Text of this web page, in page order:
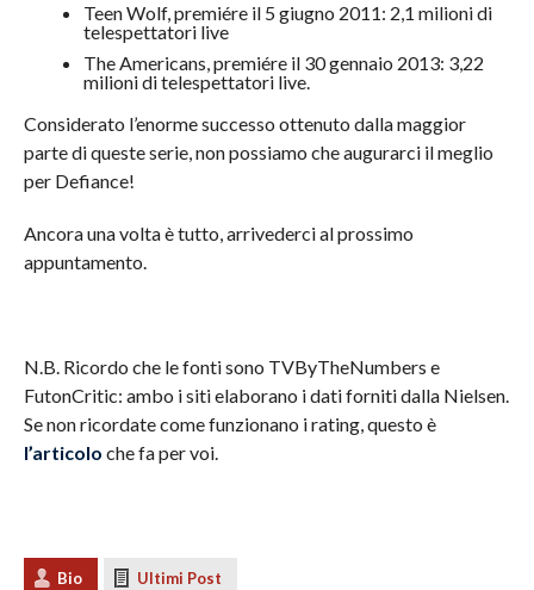
Teen Wolf, premiére il 5 giugno 2011: 2,1 milioni di
telespettatori live
The Americans, premiére il 30 gennaio 2013: 3,22
milioni di telespettatori live.
Considerato l’enorme successo ottenuto dalla maggior
parte di queste serie, non possiamo che augurarci il meglio
per Defiance!
Ancora una volta è tutto, arrivederci al prossimo
appuntamento.
N.B. Ricordo che le fonti sono TVByTheNumbers e
FutonCritic: ambo i siti elaborano i dati forniti dalla Nielsen.
Se non ricordate come funzionano i rating, questo è
l’articolo che fa per voi.
Bio Ultimi Post